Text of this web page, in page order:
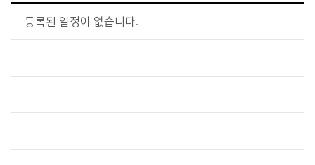
등록된 일정이 없습니다.